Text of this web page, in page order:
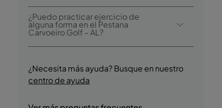
El Pestana Carvoeiro Golf – AL ofrece las
siguientes actividades/servicios (puede
aplicarse algún coste adicional):
- Piscina exterior
- Parque acuático
- Viajes en barco
¿Puedo practicar ejercicio de
alguna forma en el Pestana
Carvoeiro Golf – AL?
durante su estancia.
¿Necesita más ayuda? Busque en nuestro
centro de ayuda